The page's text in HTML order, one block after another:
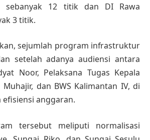
sebanyak 12 titik dan DI Rawa
3 titik.
sejumlah program infrastruktur
setelah adanya audiensi antara
Noor, Pelaksana Tugas Kepala
Muhajir, dan BWS Kalimantan IV, di
anggaran.
tersebut meliputi normalisasi